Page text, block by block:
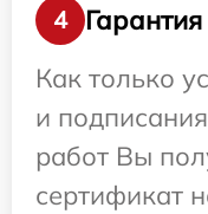
4
Гарантия
Как только
и
работ Вы
сертификат